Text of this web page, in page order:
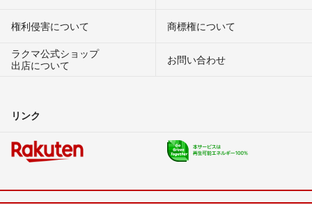
権利侵害について
商標権について
ラクマ公式ショップ
出店について
お問い合わせ
リンク